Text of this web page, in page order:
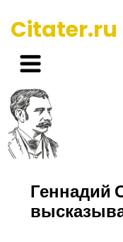
Citater.ru
Геннадий